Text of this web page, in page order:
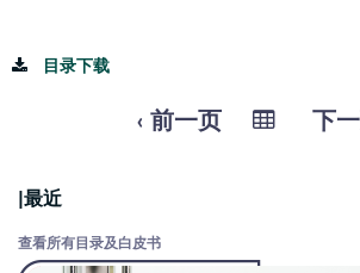
目录下载
‹ 前一页 下
|最近
查看所有目录及白皮书